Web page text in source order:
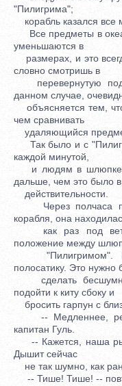
"Пилигрима";
корабль казался все
Все предметы в
уменьшаются в
размерах, и это
словно смотришь в
перевернутую
данном случае,
объясняется тем,
чем сравнивать
удаляющийся
Так было и с
каждой минутой,
и людям в шлюпке
дальше, чем это было в
действительности.
Через полчаса
корабля, она
как раз под
положение между
"Пилигримом".
полосатику. Это нужно
сделать
подойти к киту сбоку и
бросить гарпун с
-- Медленнее,
капитан Гуль.
-- Кажется, наша
Дышит сейчас
не так шумно, как
-- Тише! Тише! --